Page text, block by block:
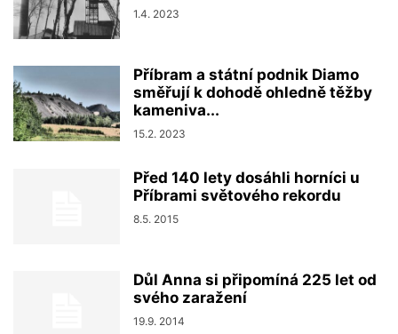
1.4. 2023
Příbram a státní podnik Diamo
směřují k dohodě ohledně těžby
kameniva...
15.2. 2023
Před 140 lety dosáhli horníci u
Příbrami světového rekordu
8.5. 2015
Důl Anna si připomíná 225 let od
svého zaražení
19.9. 2014